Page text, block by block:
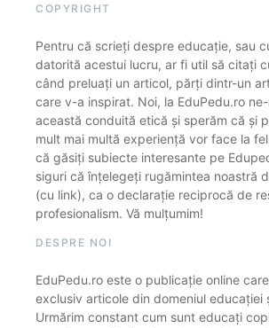
COPYRIGHT
Pentru că scrieți despre educație, sau
datorită acestui lucru, ar fi util să citați
când preluați un articol, părți dintr-un
care v-a inspirat. Noi, la EduPedu.ro
această conduită etică și sperăm că și
mult mai multă experiență vor face la
că găsiți subiecte interesante pe
siguri că înțelegeți rugămintea noastră
(cu link), ca o declarație reciprocă de
profesionalism. Vă mulțumim!
DESPRE NOI
EduPedu.ro este o publicație online
exclusiv articole din domeniul educației
Urmărim constant cum sunt educați